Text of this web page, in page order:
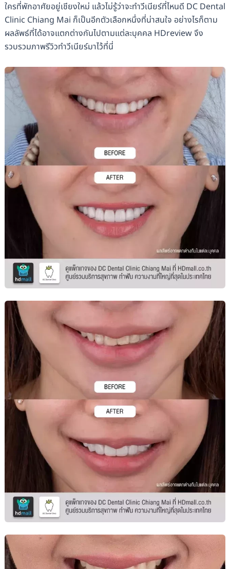
ใครที่พักอาศัยอยู่เชียงใหม่ แล้วไม่รู้ว่าจะทำวีเนียร์ที่ไหนดี DC Dental
Clinic Chiang Mai ก็เป็นอีกตัวเลือกหนึ่งที่น่าสนใจ อย่างไรก็ตาม
ผลลัพธ์ที่ได้อาจแตกต่างกันไปตามแต่ละบุคคล HDreview จึง
รวบรวมภาพรีวิวทำวีเนียร์มาไว้ที่นี่